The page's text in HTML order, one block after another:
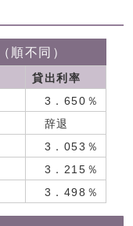
順不同）
貸出利率
3．650％
辞退
3．053％
3．215％
3．498％